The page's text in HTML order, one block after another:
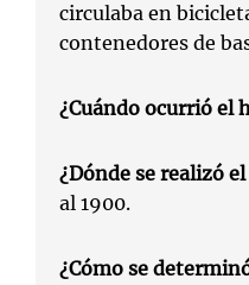
circulaba en
contenedores de
¿Cuándo ocurrió el
¿Dónde se realizó
al 1900.
¿Cómo se